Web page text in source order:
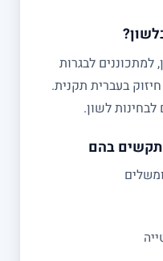
למתכוננים לבגרות
בעברית תקנית.
לשון.
בהם